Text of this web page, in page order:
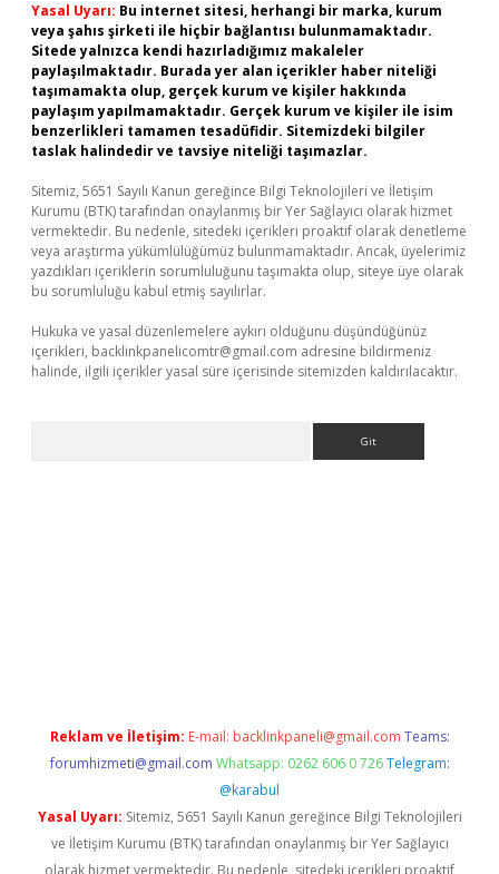
Yasal Uyarı: Bu internet sitesi, herhangi bir marka, kurum
veya şahıs şirketi ile hiçbir bağlantısı bulunmamaktadır.
Sitede yalnızca kendi hazırladığımız makaleler
paylaşılmaktadır. Burada yer alan içerikler haber niteliği
taşımamakta olup, gerçek kurum ve kişiler hakkında
paylaşım yapılmamaktadır. Gerçek kurum ve kişiler ile isim
benzerlikleri tamamen tesadüfidir. Sitemizdeki bilgiler
taslak halindedir ve tavsiye niteliği taşımazlar.
Sitemiz, 5651 Sayılı Kanun gereğince Bilgi Teknolojileri ve İletişim
Kurumu (BTK) tarafından onaylanmış bir Yer Sağlayıcı olarak hizmet
vermektedir. Bu nedenle, sitedeki içerikleri proaktif olarak denetleme
veya araştırma yükümlülüğümüz bulunmamaktadır. Ancak, üyelerimiz
yazdıkları içeriklerin sorumluluğunu taşımakta olup, siteye üye olarak
bu sorumluluğu kabul etmiş sayılırlar.
Hukuka ve yasal düzenlemelere aykırı olduğunu düşündüğünüz
içerikleri, backlinkpanelicomtr@gmail.com adresine bildirmeniz
halinde, ilgili içerikler yasal süre içerisinde sitemizden kaldırılacaktır.
Reklam ve İletişim: E-mail: backlinkpaneli@gmail.com Teams:
forumhizmeti@gmail.com Whatsapp: 0262 606 0 726 Telegram:
@karabul
Yasal Uyarı: Sitemiz, 5651 Sayılı Kanun gereğince Bilgi Teknolojileri
ve İletişim Kurumu (BTK) tarafından onaylanmış bir Yer Sağlayıcı
olarak hizmet vermektedir. Bu nedenle, sitedeki içerikleri proaktif